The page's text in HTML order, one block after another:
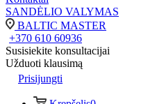
SANDĖLIO VALYMAS
BALTIC MASTER
+370 610 60936
Susisiekite konsultacijai
Užduoti klausimą
Prisijungti